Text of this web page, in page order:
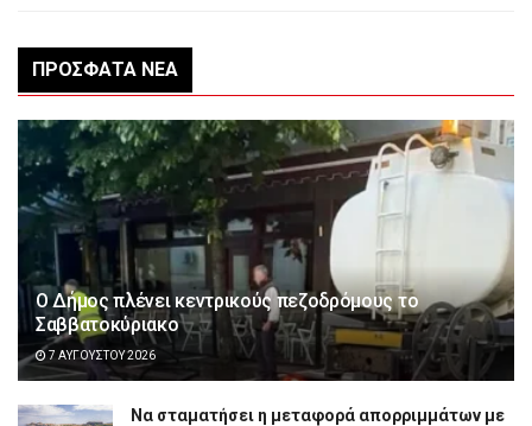
ΠΡΌΣΦΑΤΑ ΝΈΑ
Ο Δήμος πλένει κεντρικούς πεζοδρόμους το
Σαββατοκύριακο
7 ΑΥΓΟΎΣΤΟΥ 2026
Να σταματήσει η μεταφορά απορριμμάτων με